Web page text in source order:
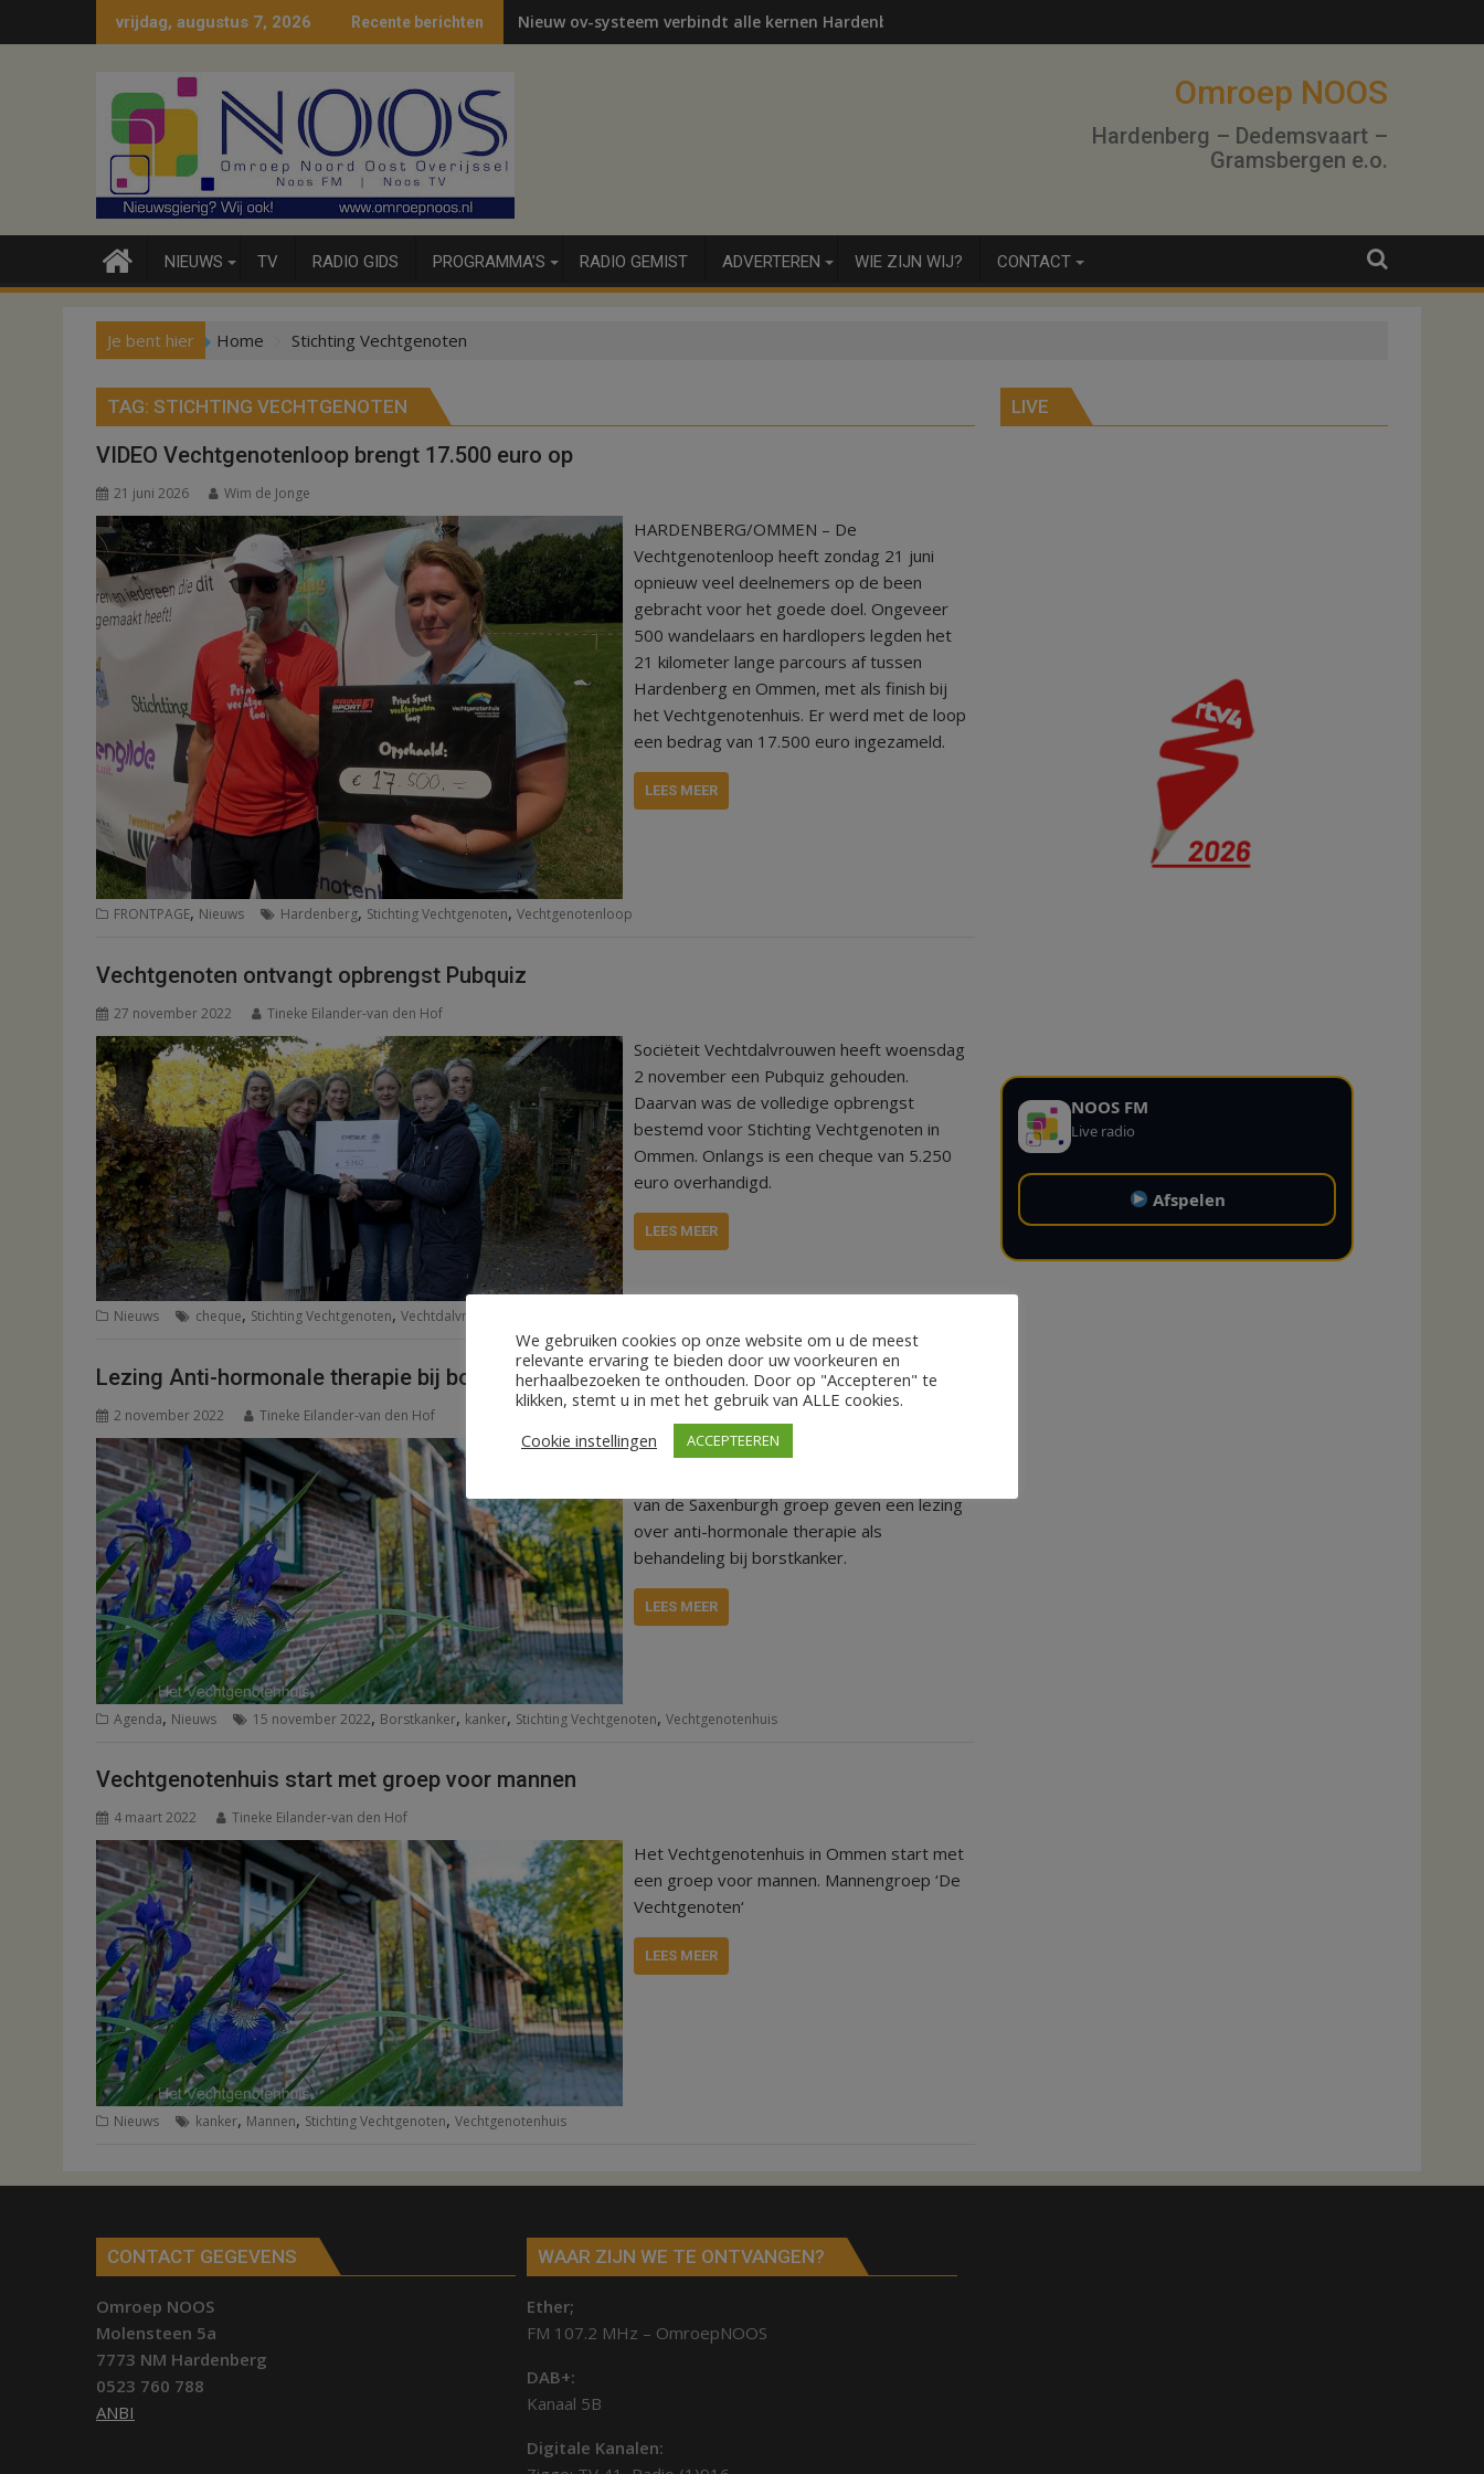
naar
vrijdag, augustus 7, 2026 Recente berichten Nieuw ov-systeem verbindt alle kernen Hardenberg
Omroep NOOS
Hardenberg – Dedemsvaart –
Gramsbergen e.o.
NIEUWS TV RADIO GIDS PROGRAMMA’S RADIO GEMIST ADVERTEREN WIE ZIJN WIJ? CONTACT
Je bent hier Home Stichting Vechtgenoten
TAG: STICHTING VECHTGENOTEN
VIDEO Vechtgenotenloop brengt 17.500 euro op
21 juni 2026 Wim de Jonge
HARDENBERG/OMMEN – De
Vechtgenotenloop heeft zondag 21 juni
opnieuw veel deelnemers op de been
gebracht voor het goede doel. Ongeveer
500 wandelaars en hardlopers legden het
21 kilometer lange parcours af tussen
Hardenberg en Ommen, met als finish bij
het Vechtgenotenhuis. Er werd met de loop
een bedrag van 17.500 euro ingezameld.
LEES MEER
FRONTPAGE, Nieuws Hardenberg, Stichting Vechtgenoten, Vechtgenotenloop
Vechtgenoten ontvangt opbrengst Pubquiz
27 november 2022 Tineke Eilander-van den Hof
Sociëteit Vechtdalvrouwen heeft woensdag
2 november een Pubquiz gehouden.
Daarvan was de volledige opbrengst
bestemd voor Stichting Vechtgenoten in
Ommen. Onlangs is een cheque van 5.250
euro overhandigd.
LEES MEER
Nieuws cheque, Stichting Vechtgenoten, Vechtdalvrouwen
Lezing Anti-hormonale therapie bij borstkanker
2 november 2022 Tineke Eilander-van den Hof
Judith Kuper (verpleegkundig specialist) en
van de Saxenburgh groep geven een lezing
over anti-hormonale therapie als
behandeling bij borstkanker.
LEES MEER
Agenda, Nieuws 15 november 2022, Borstkanker, kanker, Stichting Vechtgenoten, Vechtgenotenhuis
Vechtgenotenhuis start met groep voor mannen
4 maart 2022 Tineke Eilander-van den Hof
Het Vechtgenotenhuis in Ommen start met
een groep voor mannen. Mannengroep ‘De
Vechtgenoten‘
LEES MEER
Nieuws kanker, Mannen, Stichting Vechtgenoten, Vechtgenotenhuis
LIVE
NOOS FM
Live radio
Afspelen
CONTACT GEGEVENS
Omroep NOOS
Molensteen 5a
7773 NM Hardenberg
0523 760 788
ANBI
WAAR ZIJN WE TE ONTVANGEN?
Ether;
FM 107.2 MHz – OmroepNOOS
DAB+:
Kanaal 5B
Digitale Kanalen:
We gebruiken cookies op onze website om u de meest
relevante ervaring te bieden door uw voorkeuren en
herhaalbezoeken te onthouden. Door op "Accepteren" te
klikken, stemt u in met het gebruik van ALLE cookies.
Cookie instellingen
ACCEPTEEREN